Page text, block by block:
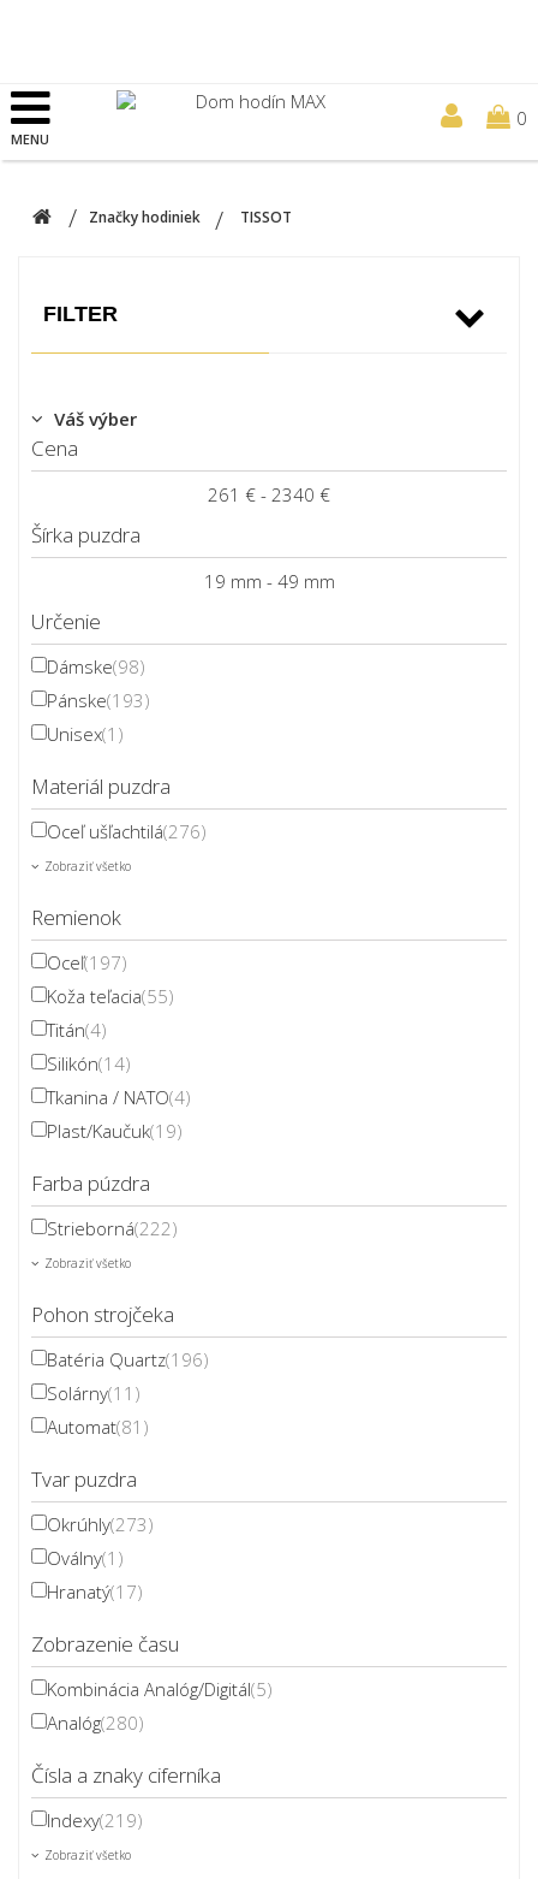
MENU
0
Značky hodiniek TISSOT
FILTER
Váš výber
Cena
261 € - 2340 €
Šírka puzdra
19 mm - 49 mm
Určenie
Dámske(98)
Pánske(193)
Unisex(1)
Materiál puzdra
Oceľ ušľachtilá(276)
Zobraziť všetko
Remienok
Oceľ(197)
Koža teľacia(55)
Titán(4)
Silikón(14)
Tkanina / NATO(4)
Plast/Kaučuk(19)
Farba púzdra
Strieborná(222)
Zobraziť všetko
Pohon strojčeka
Batéria Quartz(196)
Solárny(11)
Automat(81)
Tvar puzdra
Okrúhly(273)
Oválny(1)
Hranatý(17)
Zobrazenie času
Kombinácia Analóg/Digitál(5)
Analóg(280)
Čísla a znaky ciferníka
Indexy(219)
Zobraziť všetko